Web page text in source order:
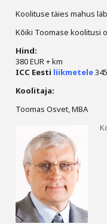
Koolituse täies mahus
Kõiki Toomase koolitusi
Hind:
380 EUR + km
ICC Eesti liikmetele
Koolitaja:
Toomas Osvet, MBA